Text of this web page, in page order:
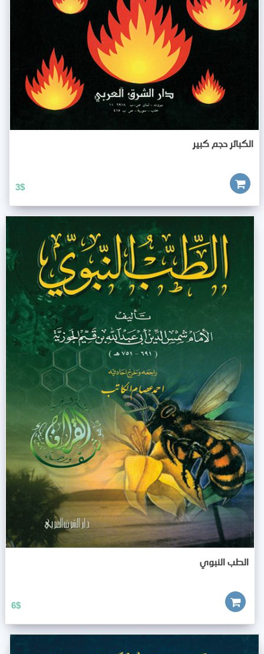
الكبائر حجم كبير
3$
الطب النبوي
6$